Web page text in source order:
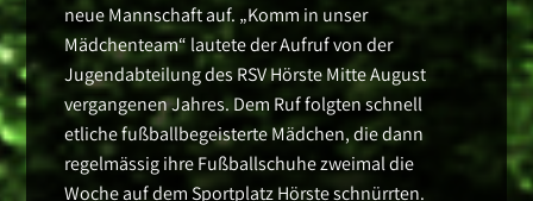
neue Mannschaft auf. „Komm in unser
Mädchenteam“ lautete der Aufruf von der
Jugendabteilung des RSV Hörste Mitte August
vergangenen Jahres. Dem Ruf folgten schnell
etliche fußballbegeisterte Mädchen, die dann
regelmässig ihre Fußballschuhe zweimal die
Woche auf dem Sportplatz Hörste schnürrten.